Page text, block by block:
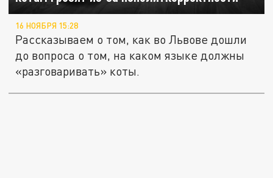
16 НОЯБРЯ 15:28
Рассказываем о том, как во Львове дошли
до вопроса о том, на каком языке должны
«разговаривать» коты.